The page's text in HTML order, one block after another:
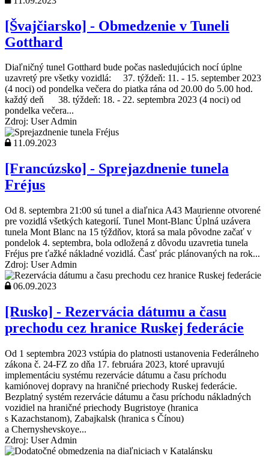
[Švajčiarsko] - Obmedzenie v Tuneli
Gotthard
Diaľničný tunel Gotthard bude počas nasledujúcich nocí úplne
uzavretý pre všetky vozidlá: 37. týždeň: 11. - 15. september 2023
(4 noci) od pondelka večera do piatka rána od 20.00 do 5.00 hod.
každý deň 38. týždeň: 18. - 22. septembra 2023 (4 noci) od
pondelka večera...
Zdroj: User Admin
11.09.2023
[Francúzsko] - Sprejazdnenie tunela
Fréjus
Od 8. septembra 21:00 sú tunel a diaľnica A43 Maurienne otvorené
pre vozidlá všetkých kategorií. Tunel Mont-Blanc Úplná uzávera
tunela Mont Blanc na 15 týždňov, ktorá sa mala pôvodne začať v
pondelok 4. septembra, bola odložená z dôvodu uzavretia tunela
Fréjus pre ťažké nákladné vozidlá. Časť prác plánovaných na rok...
Zdroj: User Admin
06.09.2023
[Rusko] - Rezervácia dátumu a času
prechodu cez hranice Ruskej federácie
Od 1 septembra 2023 vstúpia do platnosti ustanovenia Federálneho
zákona č. 24-FZ zo dňa 17. februára 2023, ktoré upravujú
implementáciu systému rezervácie dátumu a času príchodu
kamiónovej dopravy na hraničné priechody Ruskej federácie.
Bezplatný systém rezervácie dátumu a času príchodu nákladných
vozidiel na hraničné priechody Bugristoye (hranica
s Kazachstanom), Zabajkalsk (hranica s Čínou)
a Chernyshevskoye...
Zdroj: User Admin